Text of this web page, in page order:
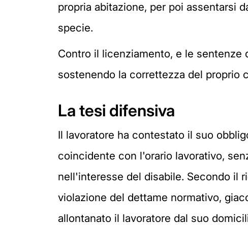
propria abitazione, per poi assentarsi
specie.
Contro il licenziamento, e le sentenze
sostenendo la correttezza del proprio
La tesi difensiva
Il lavoratore ha contestato il suo
coincidente con l'orario lavorativo,
nell'interesse del disabile. Secondo il
violazione del dettame normativo,
allontanato il lavoratore dal suo